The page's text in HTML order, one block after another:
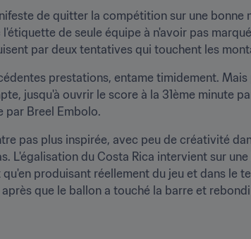
de quitter la compétition sur une bonne
de seule équipe à n'avoir pas
par deux tentatives qui touchent les
prestations, entame timidement.
jusqu'à ouvrir le score à la 31ème minute
par Breel Embolo.
pas plus inspirée, avec peu de créativité
L'égalisation du Costa Rica intervient sur
produisant réellement du jeu et dans le
que le ballon a touché la barre et